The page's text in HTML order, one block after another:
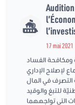
17 mai 2021
ومكافحة الفساد
لإصلاح الإداري
التصرف في المال
للتبغ والوقيد
التي تواجههما